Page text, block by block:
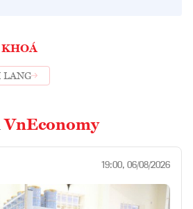
KHOÁ
LANG
VnEconomy
19:00, 06/08/2026